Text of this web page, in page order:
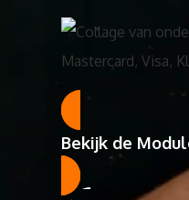
Bekijk de